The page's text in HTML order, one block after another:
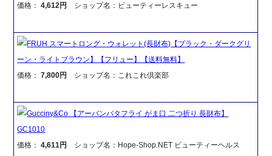
価格：4,612円 ショップ名：ビューティーレスキュー
FRUH スマートロング・ウォレット(長財布)【ブラック・ダークグリ
ーン・ライトブラウン】【フリュー】【送料無料】
価格：7,800円 ショップ名：これこれ倶楽部
Gucciny&Co 【アーバンバタフライ がま口 二つ折り 長財布】
GC1010
価格：4,611円 ショップ名：Hope-Shop.NET ビューティーヘルス